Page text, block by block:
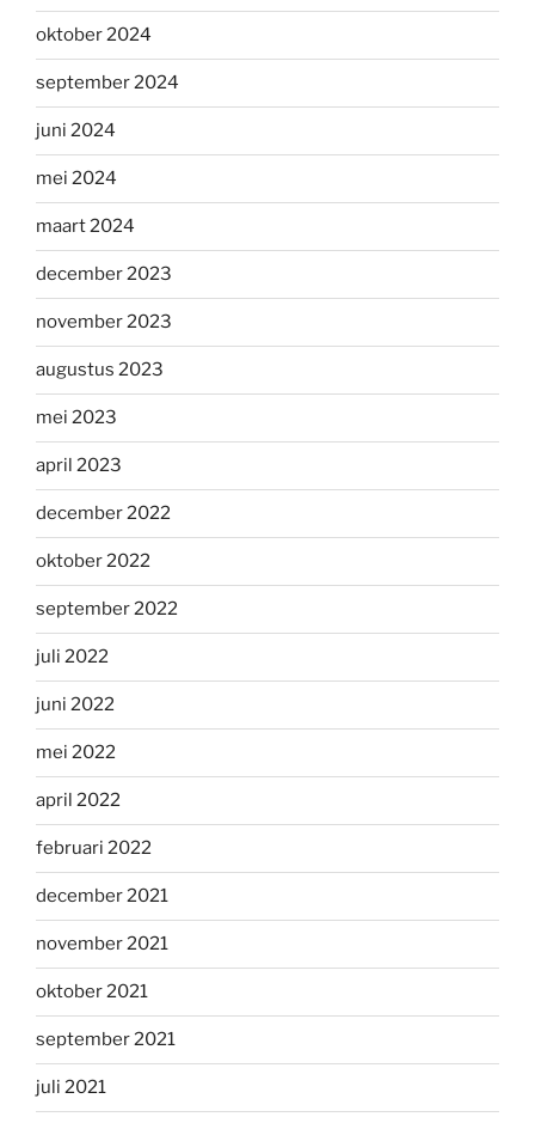
oktober 2024
september 2024
juni 2024
mei 2024
maart 2024
december 2023
november 2023
augustus 2023
mei 2023
april 2023
december 2022
oktober 2022
september 2022
juli 2022
juni 2022
mei 2022
april 2022
februari 2022
december 2021
november 2021
oktober 2021
september 2021
juli 2021